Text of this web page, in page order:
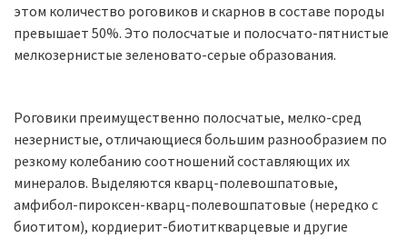
этом количество роговиков и скарнов в составе породы
превышает 50%. Это полосчатые и полосчато-пятнистые
мелкозернистые зеленовато-серые образования.
Роговики преимущественно полосчатые, мелко-сред
незернистые, отличающиеся большим разнообразием по
резкому колебанию соотношений составляющих их
минералов. Выделяются кварц-полевошпатовые,
амфибол-пироксен-кварц-полевошпатовые (нередко с
биотитом), кордиерит-биотиткварцевые и другие